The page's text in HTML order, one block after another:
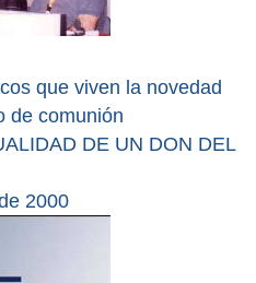
que viven la novedad
de comunión
DE UN DON DEL
2000